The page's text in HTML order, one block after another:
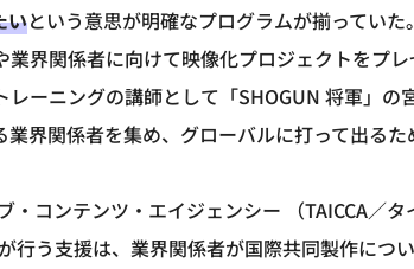
いという意思が明確なプログラムが揃っていた
界関係者に向けて映像化プロジェクトをプレ
ーニングの講師として「SHOGUN 将軍」の
界関係者を集め、グローバルに打って出る
・コンテンツ・エイジェンシー （TAICCA／
行う支援は、業界関係者が国際共同製作につ